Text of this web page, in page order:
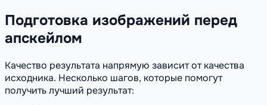
Подготовка изображений перед
апскейлом
Качество результата напрямую зависит от качества
исходника. Несколько шагов, которые помогут
получить лучший результат: